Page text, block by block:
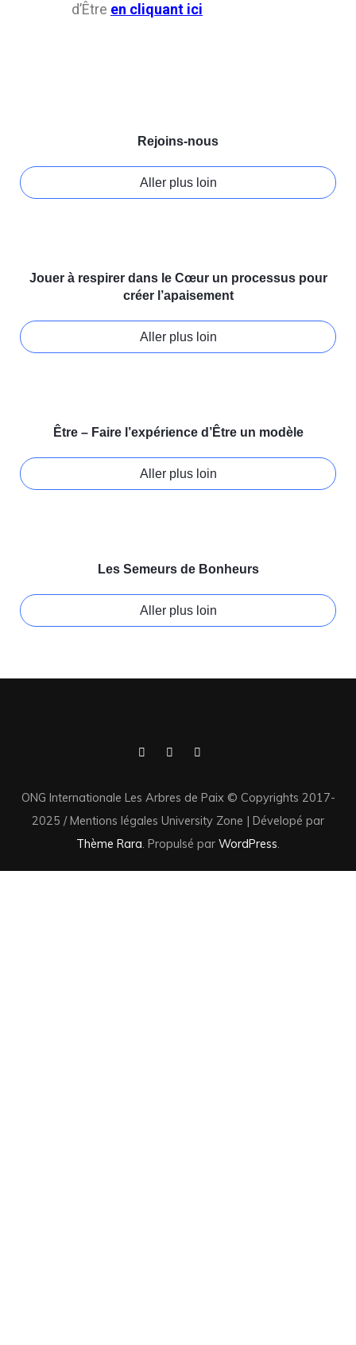
d’Être en cliquant ici
Rejoins-nous
Aller plus loin
Jouer à respirer dans le Cœur un processus pour
créer l’apaisement
Aller plus loin
Être – Faire l’expérience d’Être un modèle
Aller plus loin
Les Semeurs de Bonheurs
Aller plus loin
ONG Internationale Les Arbres de Paix © Copyrights 2017-
2025 / Mentions légales University Zone | Dévelopé par
Thème Rara. Propulsé par WordPress.